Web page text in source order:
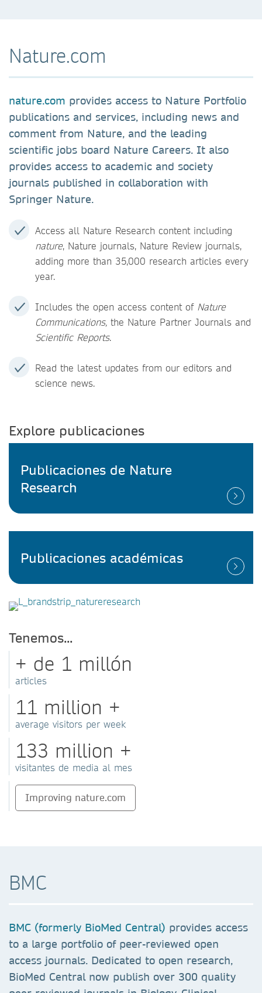
Nature.com
nature.com provides access to Nature Portfolio
publications and services, including news and
comment from Nature, and the leading
scientific jobs board Nature Careers. It also
provides access to academic and society
journals published in collaboration with
Springer Nature.
Access all Nature Research content including
nature, Nature journals, Nature Review journals,
adding more than 35,000 research articles every
year.
Includes the open access content of Nature
Communications, the Nature Partner Journals and
Scientific Reports.
Read the latest updates from our editors and
science news.
Explore publicaciones
Publicaciones de Nature
Research
Publicaciones académicas
Tenemos...
+ de 1 millón
articles
11 million +
average visitors per week
133 million +
visitantes de media al mes
Improving nature.com
BMC
BMC (formerly BioMed Central) provides access
to a large portfolio of peer-reviewed open
access journals. Dedicated to open research,
BioMed Central now publish over 300 quality